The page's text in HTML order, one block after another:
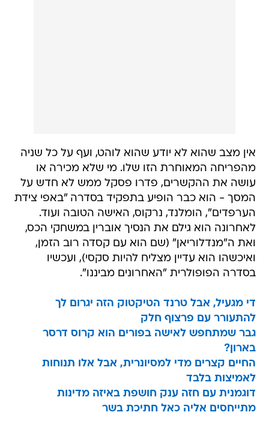
אין מצב שהוא לא יודע שהוא לוהט, ועף על כל שניה
מהפריחה המאוחרת הזו שלו. מי שלא מכירה או
עושה את ההקשרים, פדרו פסקל ממש לא חדש על
המסך - הוא כבר הופיע בתפקיד בסדרה "באפי צידת
הערפדים", הומלנד, נרקוס, האישה הטובה ועוד.
לאחרונה הוא גילם את הנסיך אוברין במשחקי הכס,
ואת ה"מנדלוריאן" (שם הוא עם קסדה רוב הזמן,
ואיכשהו הוא עדיין מצליח להיות סקסי), ועכשיו
בסדרה הפופולרית "האחרונים מביננו".
די מגעיל, אבל טרנד הטיקטוק הזה יגרום לך
להתעורר עם פרצוף חלק
גבר שמתחפש לאישה בפורים הוא קרוס דרסר
בארון?
החיים קצרים מדי למסיונרית, אבל אלו תנוחות
לאמיצות בלבד
דוגמנית עם חזה ענק חושפת באיזה מדינות
מתייחסים אליה כאל חתיכת בשר